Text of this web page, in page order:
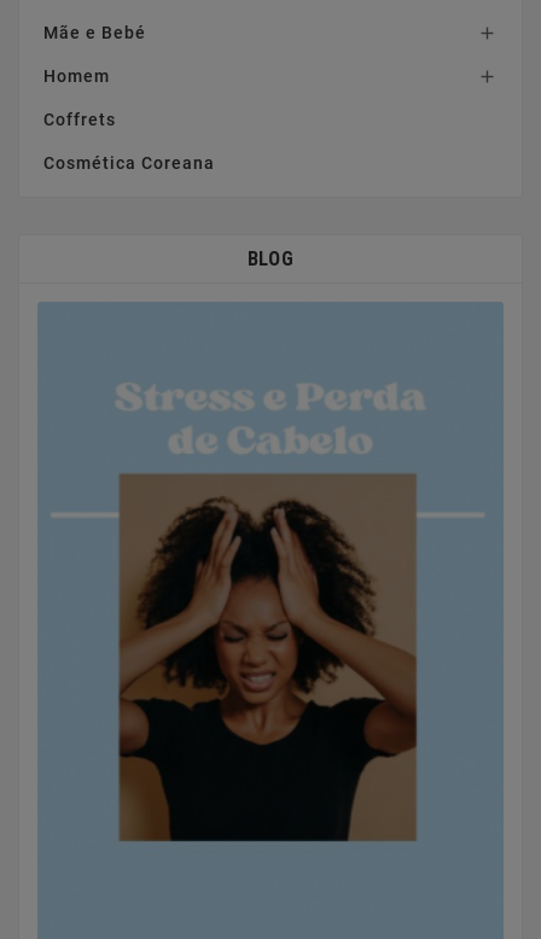
Mãe e Bebé 
Homem 
Coffrets
Cosmética Coreana
BLOG